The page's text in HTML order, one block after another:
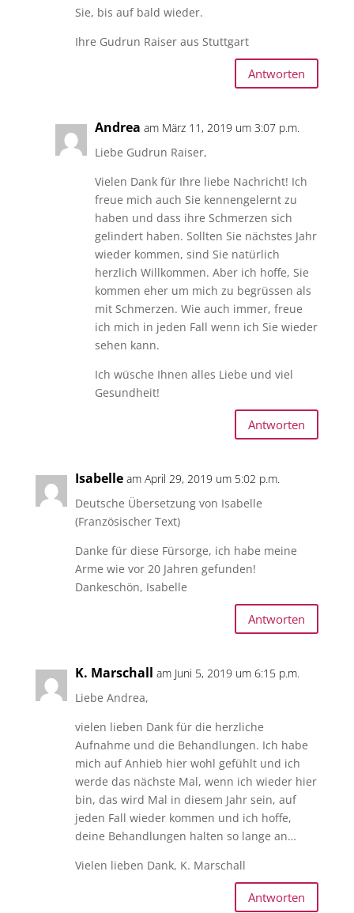
Sie, bis auf bald wieder.
Ihre Gudrun Raiser aus Stuttgart
Antworten
Andrea am März 11, 2019 um 3:07 p.m.
Liebe Gudrun Raiser,
Vielen Dank für Ihre liebe Nachricht! Ich
freue mich auch Sie kennengelernt zu
haben und dass ihre Schmerzen sich
gelindert haben. Sollten Sie nächstes Jahr
wieder kommen, sind Sie natürlich
herzlich Willkommen. Aber ich hoffe, Sie
kommen eher um mich zu begrüssen als
mit Schmerzen. Wie auch immer, freue
ich mich in jeden Fall wenn ich Sie wieder
sehen kann.
Ich wüsche Ihnen alles Liebe und viel
Gesundheit!
Antworten
Isabelle am April 29, 2019 um 5:02 p.m.
Deutsche Übersetzung von Isabelle
(Französischer Text)
Danke für diese Fürsorge, ich habe meine
Arme wie vor 20 Jahren gefunden!
Dankeschön, Isabelle
Antworten
K. Marschall am Juni 5, 2019 um 6:15 p.m.
Liebe Andrea,
vielen lieben Dank für die herzliche
Aufnahme und die Behandlungen. Ich habe
mich auf Anhieb hier wohl gefühlt und ich
werde das nächste Mal, wenn ich wieder hier
bin, das wird Mal in diesem Jahr sein, auf
jeden Fall wieder kommen und ich hoffe,
deine Behandlungen halten so lange an…
Vielen lieben Dank, K. Marschall
Antworten